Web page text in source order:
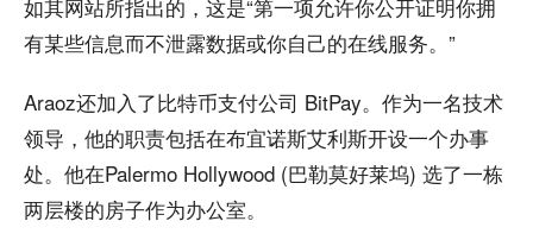
如其网站所指出的，这是“第一项允许你公开证明你拥
有某些信息而不泄露数据或你自己的在线服务。”
Araoz还加入了比特币支付公司 BitPay。作为一名技术
领导，他的职责包括在布宜诺斯艾利斯开设一个办事
处。他在Palermo Hollywood (巴勒莫好莱坞) 选了一栋
两层楼的房子作为办公室。